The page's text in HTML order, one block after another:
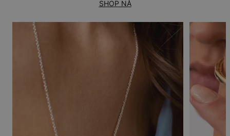
SHOP NÅ